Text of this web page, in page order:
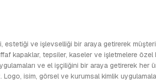
ve işlevselliği bir araya getirerek
kapaklar, tepsiler, kaseler ve işletmelere
ve el işçiliğini bir araya getirerek her
isim, görsel ve kurumsal kimlik